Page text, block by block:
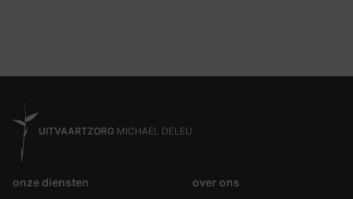
UITVAARTZORG MICHAEL DELEU
onze diensten over ons